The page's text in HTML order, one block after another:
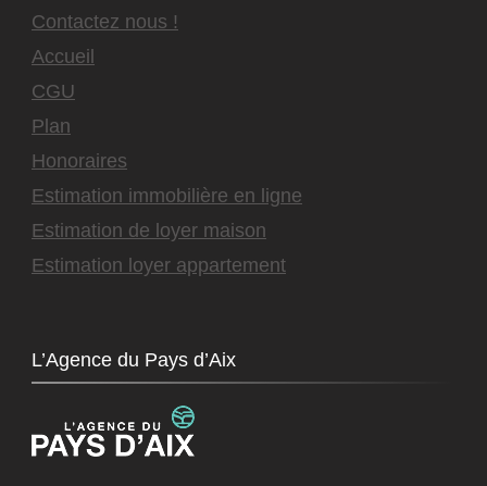
Contactez nous !
Accueil
CGU
Plan
Honoraires
Estimation immobilière en ligne
Estimation de loyer maison
Estimation loyer appartement
L’Agence du Pays d’Aix